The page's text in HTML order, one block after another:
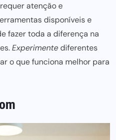
atenção e
disponíveis e
fazer toda a diferença na
Experimentediferentes
o que funciona melhor para